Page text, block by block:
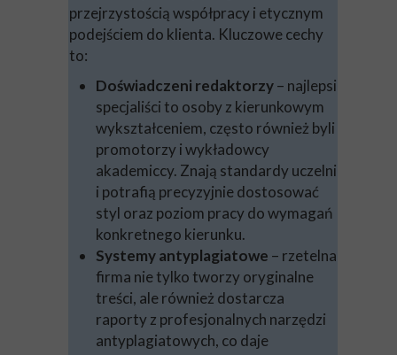
przejrzystością współpracy i etycznym
podejściem do klienta. Kluczowe cechy
to:
Doświadczeni redaktorzy– najlepsi
specjaliści to osoby z kierunkowym
wykształceniem, często również byli
promotorzy i wykładowcy
akademiccy. Znają standardy uczelni
i potrafią precyzyjnie dostosować
styl oraz poziom pracy do wymagań
konkretnego kierunku.
Systemy antyplagiatowe – rzetelna
firma nie tylko tworzy oryginalne
treści, ale również dostarcza
raporty z profesjonalnych narzędzi
antyplagiatowych, co daje